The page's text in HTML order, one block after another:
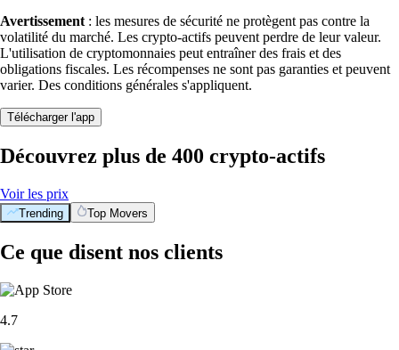
Avertissement : les mesures de sécurité ne protègent pas contre la
volatilité du marché. Les crypto-actifs peuvent perdre de leur valeur.
L'utilisation de cryptomonnaies peut entraîner des frais et des
obligations fiscales. Les récompenses ne sont pas garanties et peuvent
varier. Des conditions générales s'appliquent.
Télécharger l'app
Découvrez plus de 400 crypto-actifs
Voir les prix
Trending Top Movers
Ce que disent nos clients
4.7